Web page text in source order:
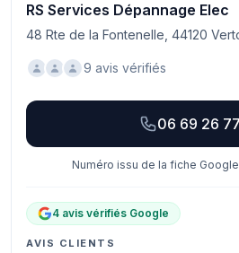
RS Services Dépannage Elec
48 Rte de la Fontenelle, 44120
9 avis vérifiés
06 69 26
Numéro issu de la fiche
4 avis vérifiés Google
AVIS CLIENTS